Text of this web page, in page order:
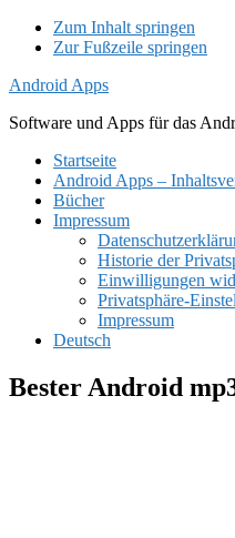
Zum Inhalt springen
Zur Fußzeile springen
Android Apps
Software und Apps für das
Startseite
Android Apps –
Bücher
Impressum
Historie der
Einwilligungen
Privatsphäre-
Impressum
Deutsch
Bester Android